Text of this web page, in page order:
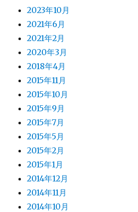
2023年10月
2021年6月
2021年2月
2020年3月
2018年4月
2015年11月
2015年10月
2015年9月
2015年7月
2015年5月
2015年2月
2015年1月
2014年12月
2014年11月
2014年10月